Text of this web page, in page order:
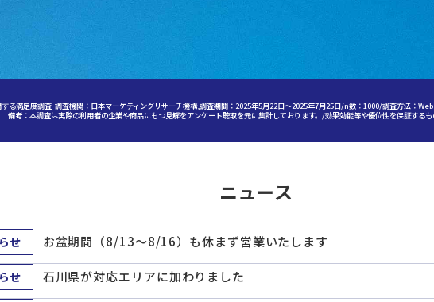
る満足度調査 調査機関：日本マーケティングリサーチ機構,調査期間：2025年5月22日～2025年7月25日/n数：1000/調査方法：
備考：本調査は実際の利用者の企業や商品にもつ見解をアンケート聴取を元に集計しております。/効果効能等や優位性を保証する
ニュース
せ お盆期間（8/13～8/16）も休まず営業いたします
せ 石川県が対応エリアに加わりました